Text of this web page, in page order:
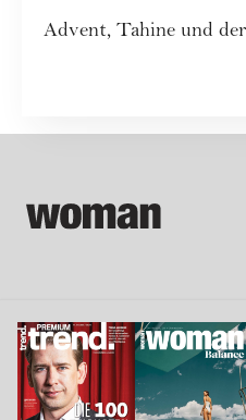
Advent, Tahine und